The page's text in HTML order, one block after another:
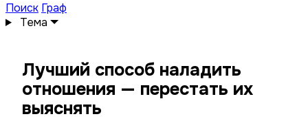
Поиск Граф
Тема
Лучший способ наладить
отношения — перестать их
выяснять